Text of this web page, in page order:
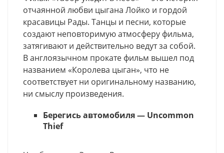
отчаянной любви цыгана Лойко и гордой
красавицы Рады. Танцы и песни, которые
создают неповторимую атмосферу фильма,
затягивают и действительно ведут за собой.
В англоязычном прокате фильм вышел под
названием «Королева цыган», что не
соответствует ни оригинальному названию,
ни смыслу произведения.
Берегись автомобиля — Uncommon
Thief